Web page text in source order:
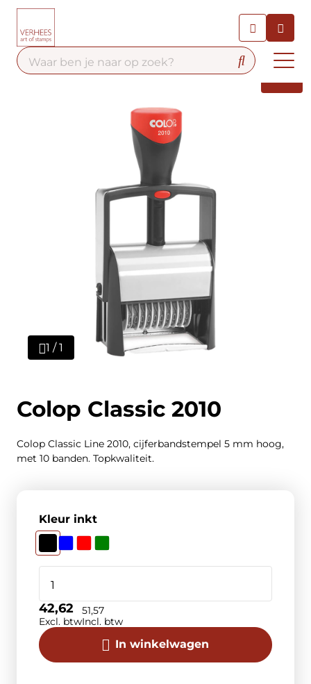
Contact
1 / 1
Colop Classic 2010
Colop Classic Line 2010, cijferbandstempel 5 mm hoog,
met 10 banden. Topkwaliteit.
Kleur inkt
In winkelwagen
42,62
Excl. btw
51,57
Incl. btw